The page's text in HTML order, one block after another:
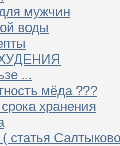
мужчин
воды
...
мёда ???
хранения
статья